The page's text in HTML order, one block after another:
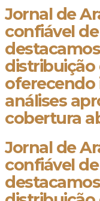
Jornal de
confiável
distribuição
oferecendo
análises
cobertura
Jornal de
confiável